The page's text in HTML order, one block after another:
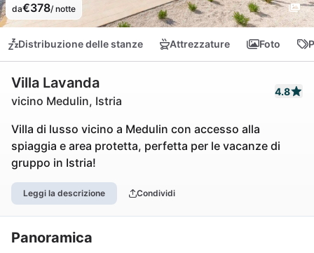
da€378/ notte
Distribuzione delle stanze Attrezzature Foto
Villa Lavanda
vicino Medulin, Istria
4.8
Villa di lusso vicino a Medulin con accesso alla
spiaggia e area protetta, perfetta per le vacanze di
gruppo in Istria!
Leggi la descrizione Condividi
Panoramica